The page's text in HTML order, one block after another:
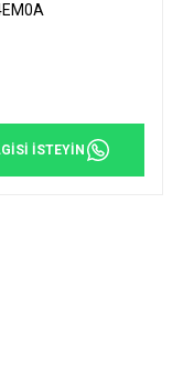
İSTEYİN